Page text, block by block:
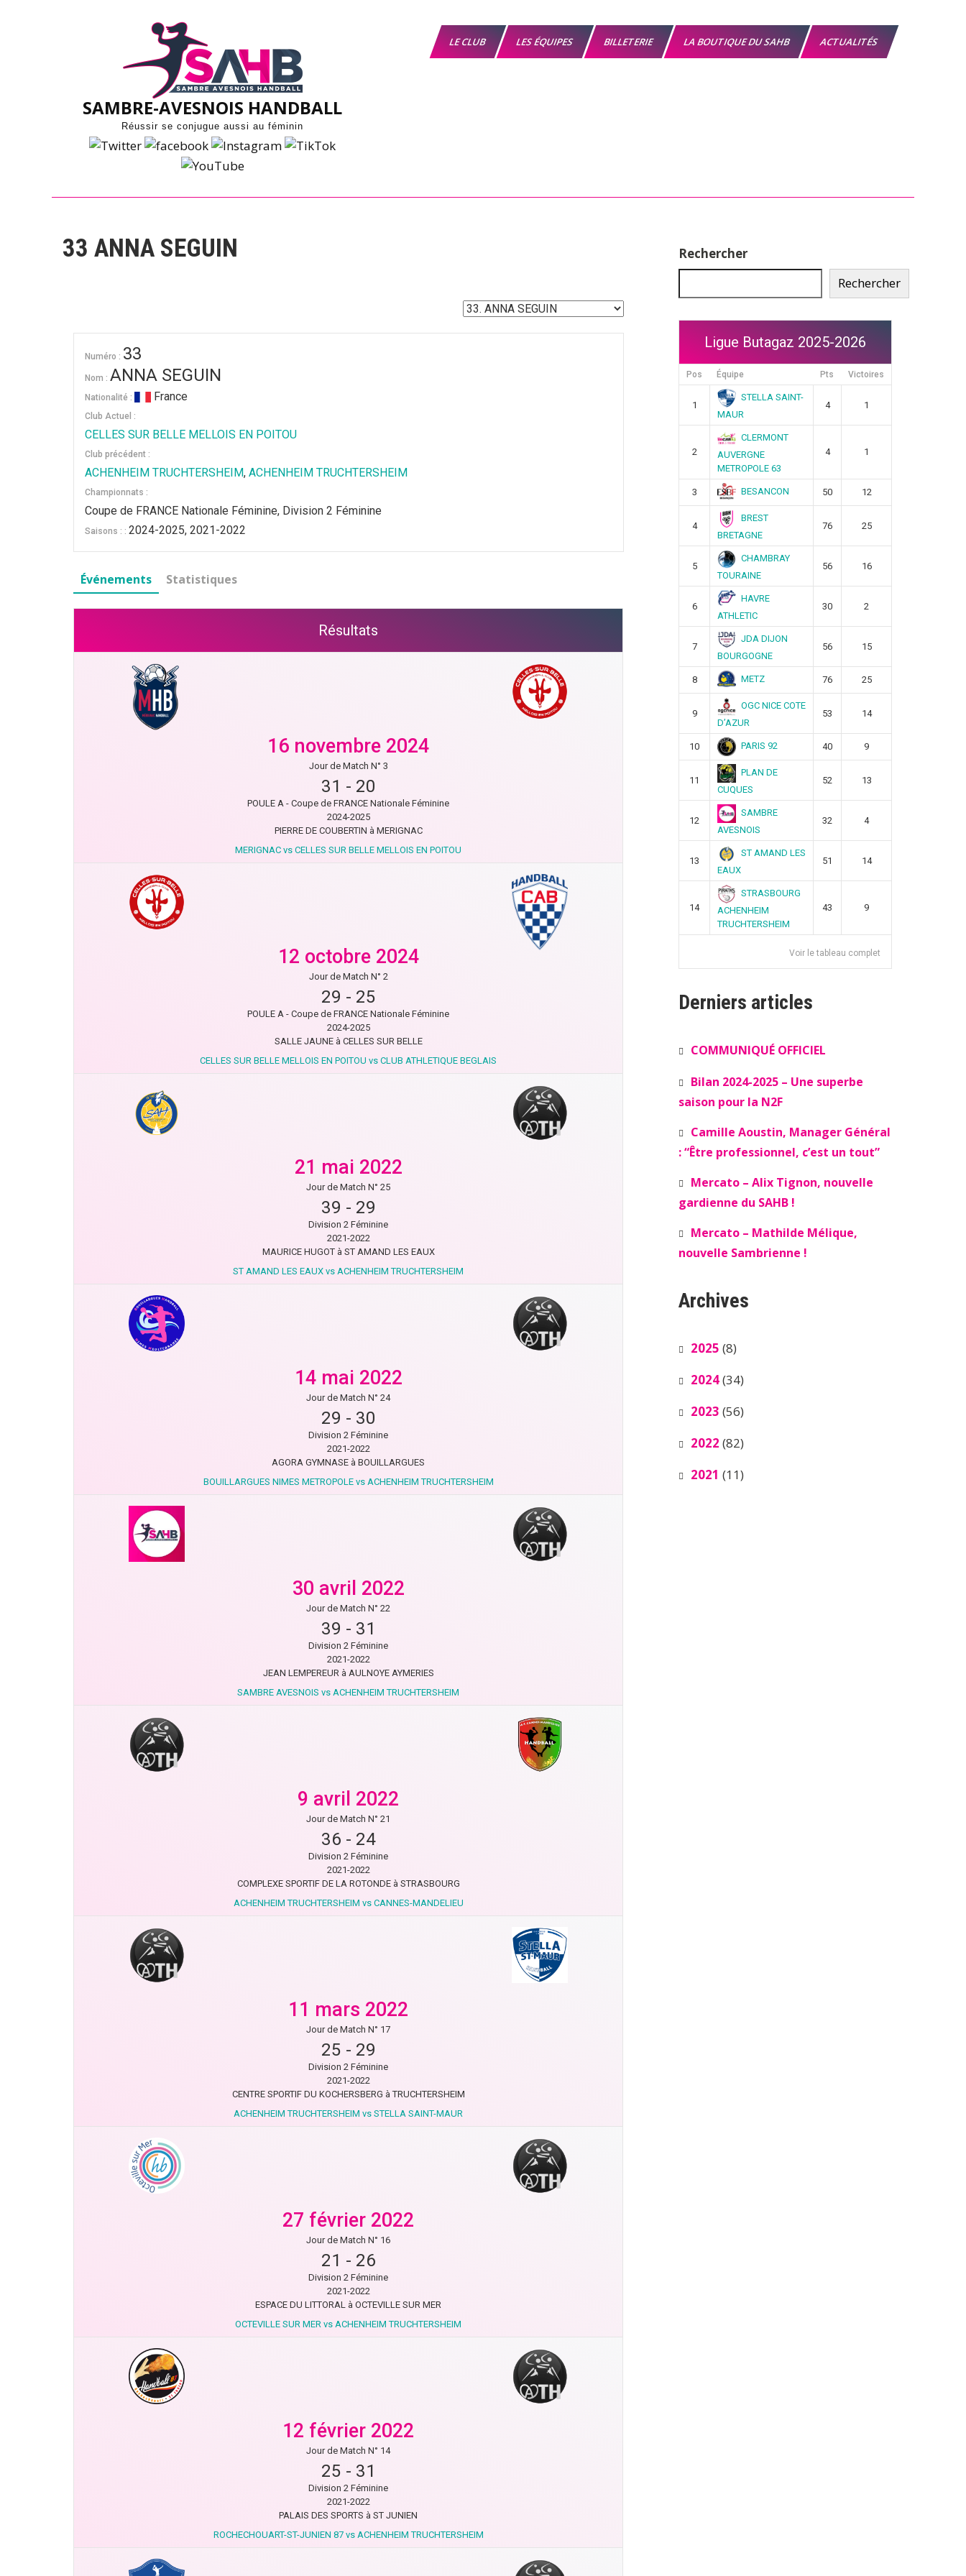
SAMBRE-AVESNOIS HANDBALL
Réussir se conjugue aussi au féminin
LE CLUB LES ÉQUIPES BILLETERIE LA BOUTIQUE DU SAHB ACTUALITÉS
33 ANNA SEGUIN
Numéro : 33
Nom : ANNA SEGUIN
Nationalité : France
Club Actuel :
CELLES SUR BELLE MELLOIS EN POITOU
Club précédent :
ACHENHEIM TRUCHTERSHEIM, ACHENHEIM TRUCHTERSHEIM
Championnats :
Coupe de FRANCE Nationale Féminine, Division 2 Féminine
Saisons : : 2024-2025, 2021-2022
Événements Statistiques
Résultats
16 novembre 2024
Jour de Match N° 3
31 - 20
POULE A - Coupe de FRANCE Nationale Féminine
2024-2025
PIERRE DE COUBERTIN à MERIGNAC
MERIGNAC vs CELLES SUR BELLE MELLOIS EN POITOU
12 octobre 2024
Jour de Match N° 2
29 - 25
POULE A - Coupe de FRANCE Nationale Féminine
2024-2025
SALLE JAUNE à CELLES SUR BELLE
CELLES SUR BELLE MELLOIS EN POITOU vs CLUB ATHLETIQUE BEGLAIS
21 mai 2022
Jour de Match N° 25
39 - 29
Division 2 Féminine
2021-2022
MAURICE HUGOT à ST AMAND LES EAUX
ST AMAND LES EAUX vs ACHENHEIM TRUCHTERSHEIM
14 mai 2022
Jour de Match N° 24
29 - 30
Division 2 Féminine
2021-2022
AGORA GYMNASE à BOUILLARGUES
BOUILLARGUES NIMES METROPOLE vs ACHENHEIM TRUCHTERSHEIM
30 avril 2022
Jour de Match N° 22
39 - 31
Division 2 Féminine
2021-2022
JEAN LEMPEREUR à AULNOYE AYMERIES
SAMBRE AVESNOIS vs ACHENHEIM TRUCHTERSHEIM
9 avril 2022
Jour de Match N° 21
36 - 24
Division 2 Féminine
2021-2022
COMPLEXE SPORTIF DE LA ROTONDE à STRASBOURG
ACHENHEIM TRUCHTERSHEIM vs CANNES-MANDELIEU
11 mars 2022
Jour de Match N° 17
25 - 29
Division 2 Féminine
2021-2022
CENTRE SPORTIF DU KOCHERSBERG à TRUCHTERSHEIM
ACHENHEIM TRUCHTERSHEIM vs STELLA SAINT-MAUR
27 février 2022
Jour de Match N° 16
21 - 26
Division 2 Féminine
2021-2022
ESPACE DU LITTORAL à OCTEVILLE SUR MER
OCTEVILLE SUR MER vs ACHENHEIM TRUCHTERSHEIM
12 février 2022
Jour de Match N° 14
25 - 31
Division 2 Féminine
2021-2022
PALAIS DES SPORTS à ST JUNIEN
ROCHECHOUART-ST-JUNIEN 87 vs ACHENHEIM TRUCHTERSHEIM
Rechercher
Rechercher
Ligue Butagaz 2025-2026
Pos Équipe Pts Victoires
1
STELLA SAINT-
MAUR
4 1
2
CLERMONT
AUVERGNE
METROPOLE 63
4 1
3 BESANCON 50 12
4
BREST
BRETAGNE
76 25
5
CHAMBRAY
TOURAINE
56 16
6
HAVRE
ATHLETIC
30 2
7
JDA DIJON
BOURGOGNE
56 15
8 METZ 76 25
9
OGC NICE COTE
D’AZUR
53 14
10 PARIS 92 40 9
11
PLAN DE
CUQUES
52 13
12
SAMBRE
AVESNOIS
32 4
13
ST AMAND LES
EAUX
51 14
14
STRASBOURG
ACHENHEIM
TRUCHTERSHEIM
43 9
Voir le tableau complet
Derniers articles
COMMUNIQUÉ OFFICIEL
Bilan 2024-2025 – Une superbe
saison pour la N2F
Camille Aoustin, Manager Général
: “Être professionnel, c’est un tout”
Mercato – Alix Tignon, nouvelle
gardienne du SAHB !
Mercato – Mathilde Mélique,
nouvelle Sambrienne !
Archives
2025 (8)
2024(34)
2023 (56)
2022 (82)
2021 (11)